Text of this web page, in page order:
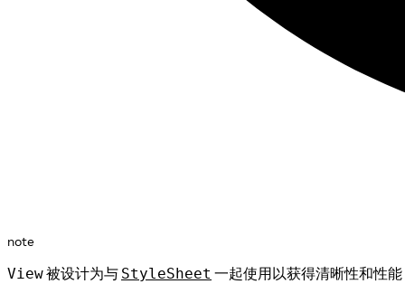
note
View被设计为与 StyleSheet 一起使用以获得清晰性和性